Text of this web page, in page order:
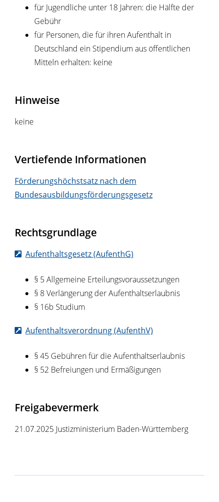
für Jugendliche unter 18 Jahren: die Hälfte der
Gebühr
für Personen, die für ihren Aufenthalt in
Deutschland ein Stipendium aus öffentlichen
Mitteln erhalten: keine
Hinweise
keine
Vertiefende Informationen
Förderungshöchstsatz nach dem
Bundesausbildungsförderungsgesetz
Rechtsgrundlage
Aufenthaltsgesetz (AufenthG)
§ 5Allgemeine Erteilungsvoraussetzungen
§ 8 Verlängerung der Aufenthaltserlaubnis
§ 16b Studium
Aufenthaltsverordnung (AufenthV)
§ 45 Gebühren für die Aufenthaltserlaubnis
§ 52 Befreiungen und Ermäßigungen
Freigabevermerk
21.07.2025 Justizministerium Baden-Württemberg